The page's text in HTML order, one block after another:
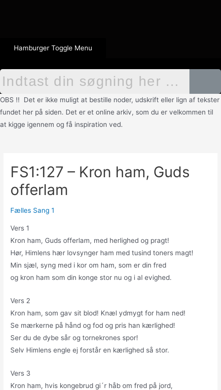
Hamburger Toggle Menu
OBS !! Det er ikke muligt at bestille noder, udskrift eller lign af tekster
fundet her på siden. Det er et online arkiv, som du er velkommen til
at kigge igennem og få inspiration ved.
FS1:127 – Kron ham, Guds
offerlam
Fælles Sang 1
Vers 1
Kron ham, Guds offerlam, med herlighed og pragt!
Hør, Himlens hær lovsynger ham med tusind toners magt!
Min sjæl, syng med i kor om ham, som er din fred
og kron ham som din konge stor nu og i al evighed.
Vers 2
Kron ham, som gav sit blod! Knæl ydmygt for ham ned!
Se mærkerne på hånd og fod og pris han kærlighed!
Ser du de dybe sår og tornekrones spor!
Selv Himlens engle ej forstår en kærlighed så stor.
Vers 3
Kron ham, hvis kongebrud gi´r håb om fred på jord,